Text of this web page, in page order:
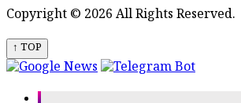
Copyright © 2026 All Rights Reserved.
↑ TOP